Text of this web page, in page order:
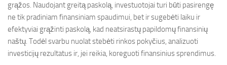
grąžos. Naudojant greitą paskolą, investuotojai turi būti pasirengę
ne tik pradiniam finansiniam spaudimui, bet ir sugebėti laiku ir
efektyviai grąžinti paskolą, kad neatsirastų papildomų finansinių
naštų. Todėl svarbu nuolat stebėti rinkos pokyčius, analizuoti
investicijų rezultatus ir, jei reikia, koreguoti finansinius sprendimus.